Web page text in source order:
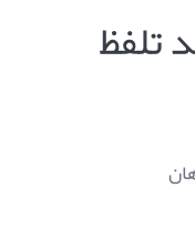
تلفظ